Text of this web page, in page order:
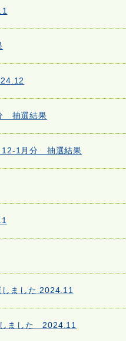
抽選結果
12-1月分 抽選結果
しました 2024.11
しました 2024.11